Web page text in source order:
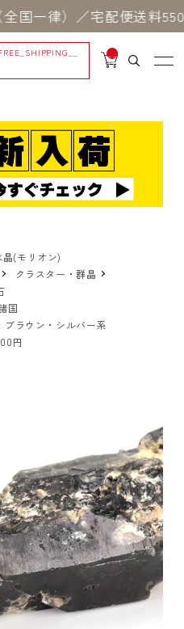
律）／宅配便送料550円
__
IT
_
晶(モリオン)
クラスター・群晶
国
ブラウン・シルバー系
円